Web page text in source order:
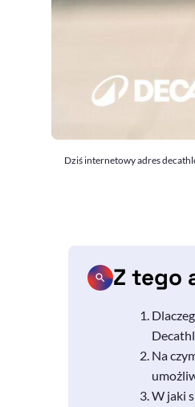
Dziś internetowy adres
Z tego
Na
W jaki